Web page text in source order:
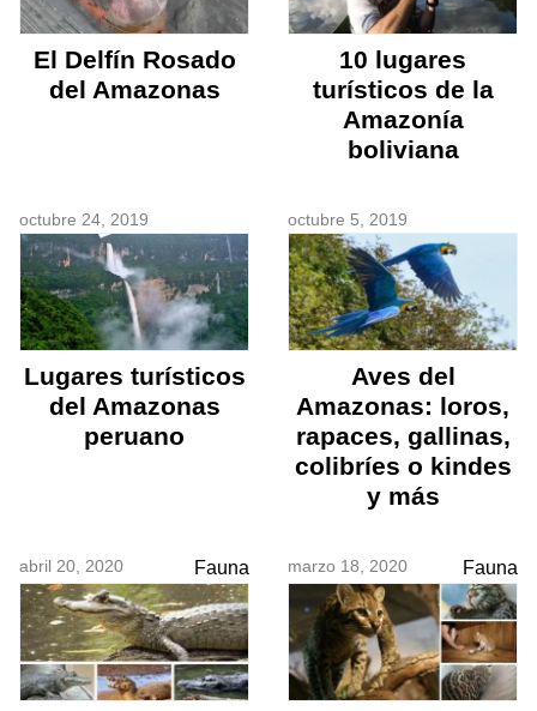
El Delfín Rosado
del Amazonas
10 lugares
turísticos de la
Amazonía
boliviana
octubre 24, 2019
Lugares turísticos
del Amazonas
peruano
octubre 5, 2019
Aves del
Amazonas: loros,
rapaces, gallinas,
colibríes o kindes
y más
abril 20, 2020 Fauna marzo 18, 2020 Fauna